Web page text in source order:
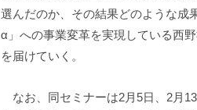
選んだのか、その結果どのような成
α」への事業変革を実現している西
を届けていく。
なお、同セミナーは2月5日、2月